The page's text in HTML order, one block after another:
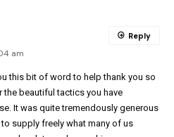
am
this bit of word to help thank you so
the beautiful tactics you have
It was quite tremendously generous
supply freely what many of us
Reply